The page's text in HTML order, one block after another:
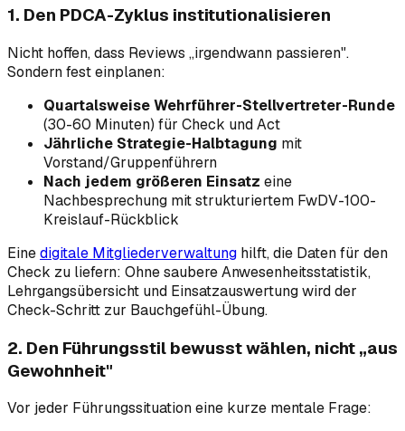
1. Den PDCA-Zyklus institutionalisieren
Nicht hoffen, dass Reviews „irgendwann passieren".
Sondern fest einplanen:
Quartalsweise Wehrführer-Stellvertreter-Runde
(30-60 Minuten) für Check und Act
Jährliche Strategie-Halbtagung mit
Vorstand/Gruppenführern
Nach jedem größeren Einsatz eine
Nachbesprechung mit strukturiertem FwDV-100-
Kreislauf-Rückblick
Einedigitale Mitgliederverwaltung hilft, die Daten für den
Check zu liefern: Ohne saubere Anwesenheitsstatistik,
Lehrgangsübersicht und Einsatzauswertung wird der
Check-Schritt zur Bauchgefühl-Übung.
2. Den Führungsstil bewusst wählen, nicht „aus
Gewohnheit"
Vor jeder Führungssituation eine kurze mentale Frage: